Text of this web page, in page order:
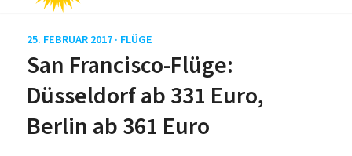
25. FEBRUAR 2017 · FLÜGE
San Francisco-Flüge:
Düsseldorf ab 331 Euro,
Berlin ab 361 Euro